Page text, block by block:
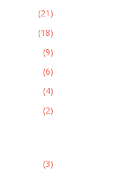
(21)
(18)
(9)
(6)
(4)
(2)
(3)